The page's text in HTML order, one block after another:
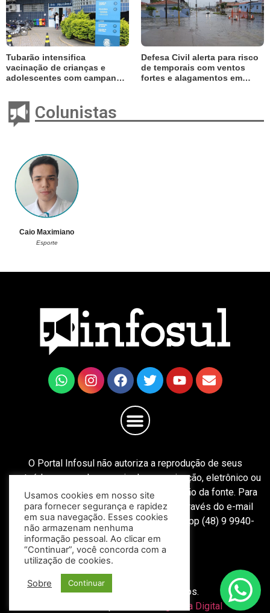
Tubarão intensifica
vacinação de crianças e
adolescentes com campanha
Defesa Civil alerta para risco
de temporais com ventos
fortes e alagamentos em
Colunistas
Caio Maximiano
Esporte
O Portal Infosul não autoriza a reprodução de seus
conteúdos em qualquer meio de comunicação, eletrônico ou
impresso, independentemente da indicação da fonte. Para
solicitar autorização, entre em contato através do e-mail
redacao@portalinfosul.com.br ou WhatsApp (48) 9 9940-
8603.
Todos os direitos reservados.
Mitweb Agência Digital
Usamos cookies em nosso site
para fornecer segurança e rapidez
em sua navegação. Esses cookies
não armazenam nenhuma
informação pessoal. Ao clicar em
“Continuar”, você concorda com a
utilização de cookies.
Sobre Continuar